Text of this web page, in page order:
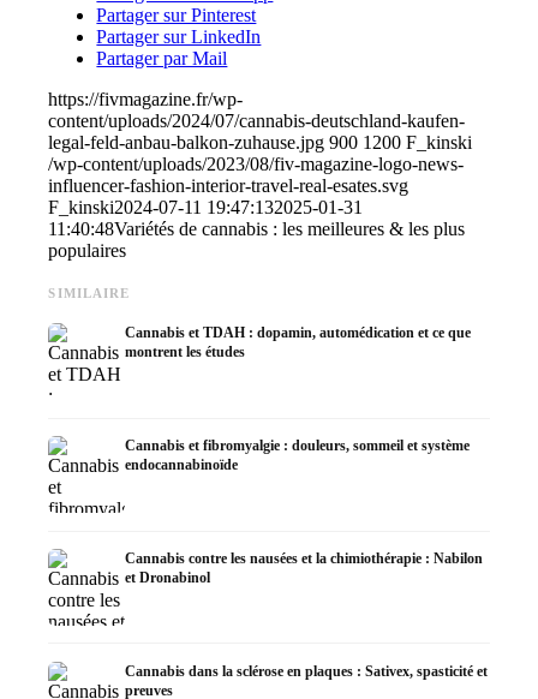
Partager sur Pinterest
Partager sur LinkedIn
Partager par Mail
https://fivmagazine.fr/wp-
content/uploads/2024/07/cannabis-deutschland-kaufen-
legal-feld-anbau-balkon-zuhause.jpg 900 1200 F_kinski
/wp-content/uploads/2023/08/fiv-magazine-logo-news-
influencer-fashion-interior-travel-real-esates.svg
F_kinski2024-07-11 19:47:132025-01-31
11:40:48Variétés de cannabis : les meilleures & les plus
populaires
SIMILAIRE
Cannabis et TDAH : dopamin, automédication et ce que
montrent les études
Cannabis et fibromyalgie : douleurs, sommeil et système
endocannabinoïde
Cannabis contre les nausées et la chimiothérapie : Nabilon
et Dronabinol
Cannabis dans la sclérose en plaques : Sativex, spasticité et
preuves